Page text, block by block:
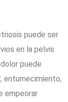
puede ser
en la pelvis
puede
entumecimiento,
empeorar